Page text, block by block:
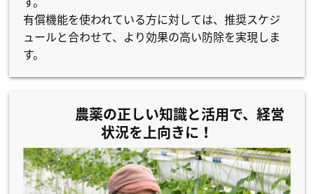
有償機能を使われている方に対しては、推奨スケジ
ュールと合わせて、より効果の高い防除を実現しま
す。
農薬の正しい知識と活用で、経営
状況を上向きに！